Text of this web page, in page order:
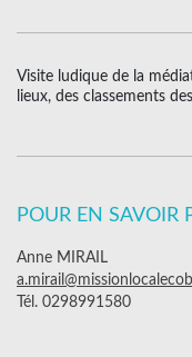
Visite ludique de la
lieux, des classements
POUR EN SAVOIR
Anne MIRAIL
Tél. 0298991580